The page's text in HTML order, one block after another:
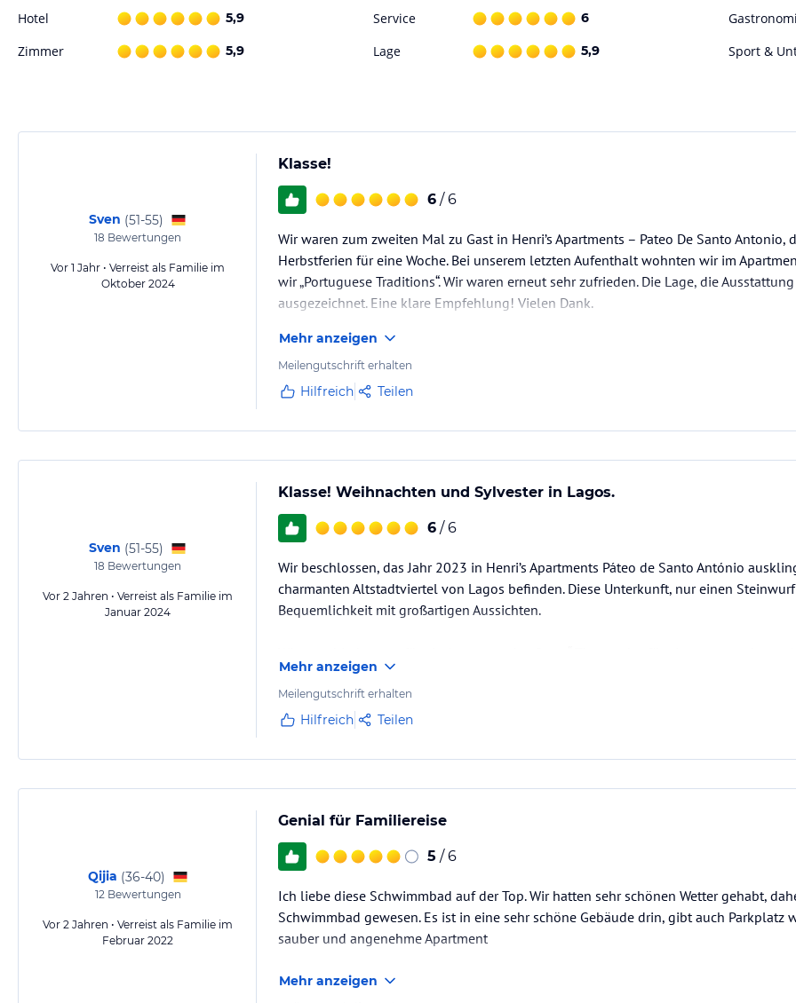
Hotel 5,9 Service 6
Zimmer 5,9 Lage 5,9 Sport &
Sven (51-55)
18 Bewertungen
Vor 1 Jahr • Verreist als Familie im
Oktober 2024
Klasse!
6 / 6
Wir waren zum zweiten Mal zu Gast in Henri’s Apartments – Pateo De Santo Antonio,
Herbstferien für eine Woche. Bei unserem letzten Aufenthalt wohnten wir im
wir „Portuguese Traditions“. Wir waren erneut sehr zufrieden. Die Lage, die
ausgezeichnet. Eine klare Empfehlung! Vielen Dank.
Mehr anzeigen
Meilengutschrift erhalten
Hilfreich Teilen
Sven (51-55)
18 Bewertungen
Vor 2 Jahren • Verreist als Familie im
Januar 2024
Klasse! Weihnachten und Sylvester in Lagos.
6 / 6
Wir beschlossen, das Jahr 2023 in Henri’s Apartments Páteo de Santo António
charmanten Altstadtviertel von Lagos befinden. Diese Unterkunft, nur einen
Bequemlichkeit mit großartigen Aussichten.
Zimmer, geschmückt mit Sporterinnerungsstücken, bot ein einzigartiges und
trugen zum besonderen Charakter von…
Mehr anzeigen
Meilengutschrift erhalten
Hilfreich Teilen
Qijia (36-40)
12Bewertungen
Vor 2 Jahren • Verreist als Familie im
Februar 2022
Genial für Familiereise
5 / 6
Ich liebe diese Schwimmbad auf der Top. Wir hatten sehr schönen Wetter gehabt,
Schwimmbad gewesen. Es ist in eine sehr schöne Gebäude drin, gibt auch Parkplatz
sauber und angenehme Apartment
Mehr anzeigen